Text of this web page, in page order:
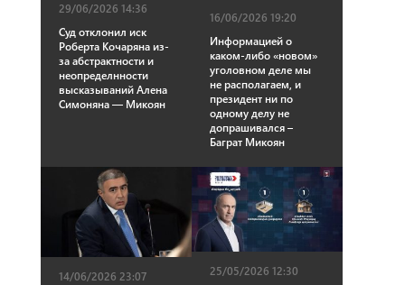
29/06/2026 14:36
Суд отклонил иск
Роберта Кочаряна из-
за абстрактности и
неопределнности
высказываний Алена
Симоняна — Микоян
16/06/2026 19:20
Информацией о
каком-либо «новом»
уголовном деле мы
не располагаем, и
президент ни по
одному делу не
допрашивался –
Баграт Микоян
14/06/2026 23:07
25/05/2026 12:30